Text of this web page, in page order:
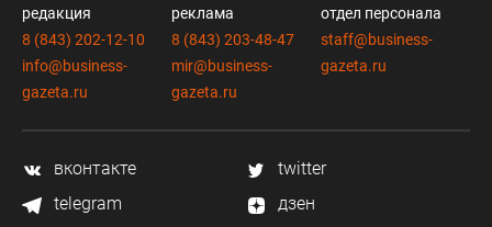
редакция
8 (843) 202-12-10
info@business-
gazeta.ru
реклама
8 (843) 203-48-47
mir@business-
gazeta.ru
отдел персонала
staff@business-
gazeta.ru
вконтакте
twitter
telegram
дзен